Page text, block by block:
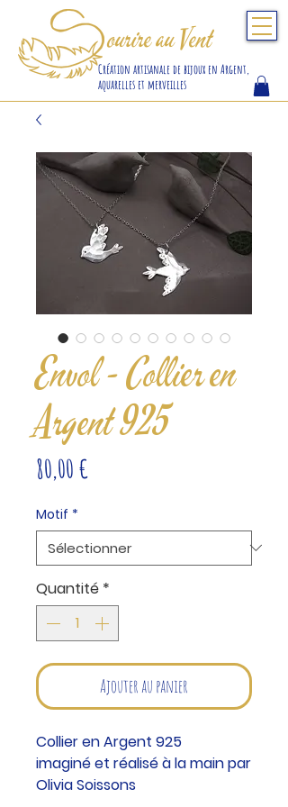
Sourire au Vent
Création artisanale de bijoux en Argent,
aquarelles et merveilles
Envol - Collier en
Argent 925
80,00 €
Motif *
Quantité *
Ajouter au panier
Collier en Argent 925
imaginé et réalisé à la main par
Olivia Soissons